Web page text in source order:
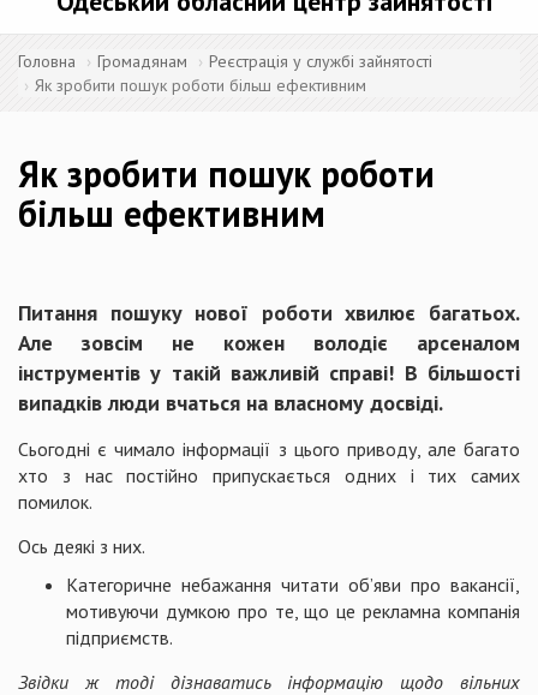
Головна Громадянам
Реєстрація у службі зайнятості
Як зробити пошук роботи більш ефективним
Як зробити пошук роботи
більш ефективним
Питання пошуку нової роботи хвилює багатьох.
Але зовсім не кожен володіє арсеналом
інструментів у такій важливій справі! В більшості
випадків люди вчаться на власному досвіді.
Сьогодні є чимало інформації з цього приводу, але багато
хто з нас постійно припускається одних і тих самих
помилок.
Ось деякі з них.
Категоричне небажання читати об’яви про вакансії,
мотивуючи думкою про те, що це рекламна компанія
підприємств.
Звідки ж тоді дізнаватись інформацію щодо вільних